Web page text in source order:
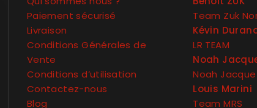
Paiement sécurisé
Livraison
Conditions Générales de
Vente
Conditions d’utilisation
Contactez-nous
Blog
Team Zuk
Kévin
LR TEAM
Noah
Noah
Louis Marini
Team MRS